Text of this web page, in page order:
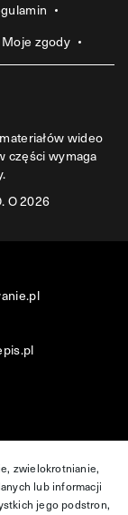
Moje zgody
wideo
części wymaga
O 2026
zwielokrotnianie,
lub informacji
jego podstron,